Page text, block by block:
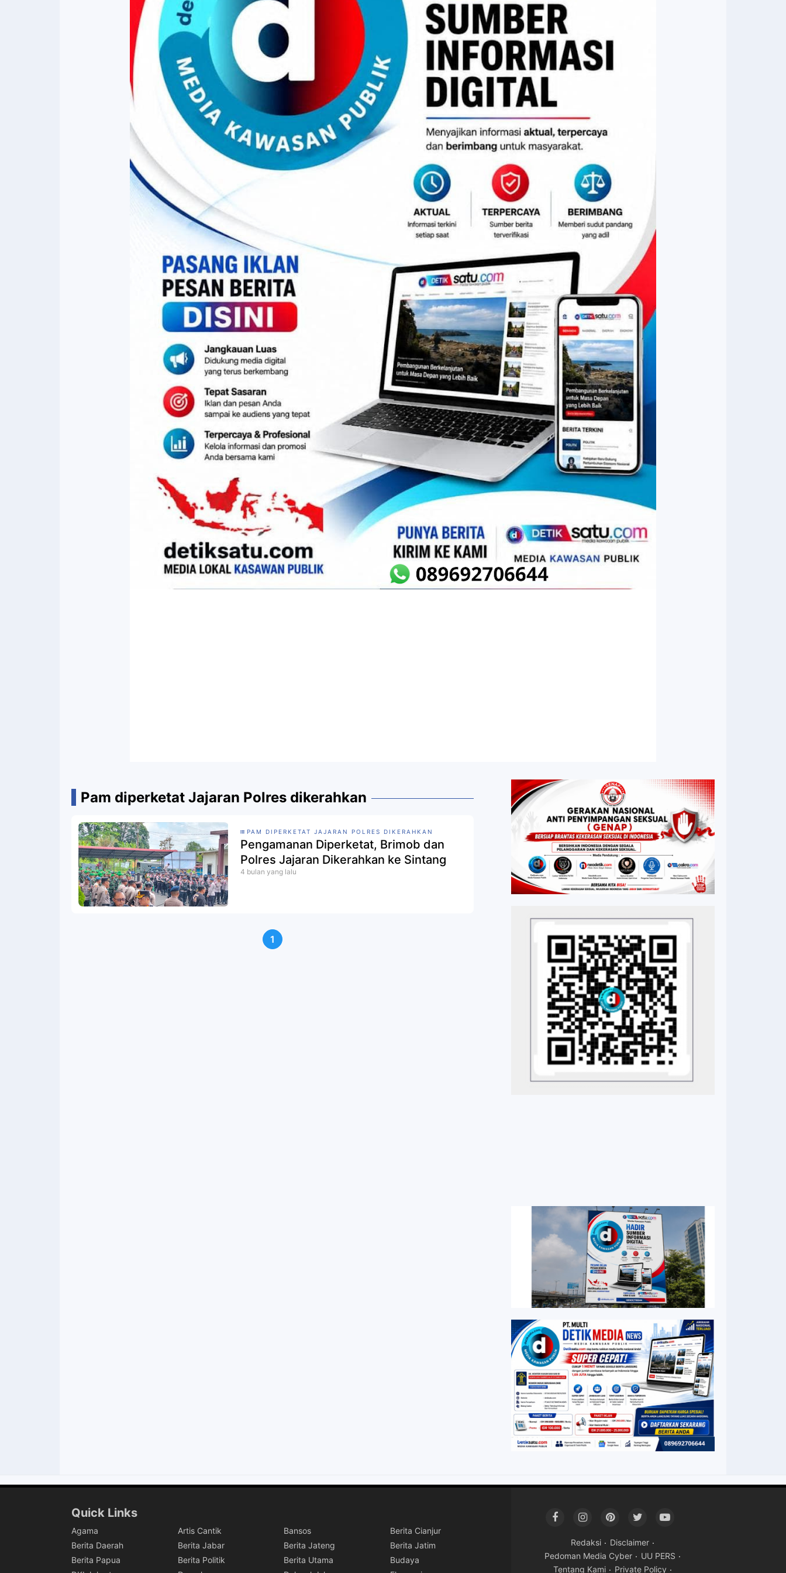
Pam diperketat Jajaran Polres dikerahkan
PAM DIPERKETAT JAJARAN POLRES DIKERAHKAN
Pengamanan Diperketat, Brimob dan
Polres Jajaran Dikerahkan ke Sintang
4 bulan yang lalu
1
Quick Links
Agama Artis Cantik Bansos
Berita Cianjur
Berita Daerah
Berita Jabar Berita Jateng
Berita Jatim
Berita Papua
Berita Politik Berita Utama
Budaya
Redaksi
Disclaimer
Pedoman Media Cyber
UU PERS
Tentang Kami
Private Policy